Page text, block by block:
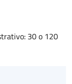
30 o 120